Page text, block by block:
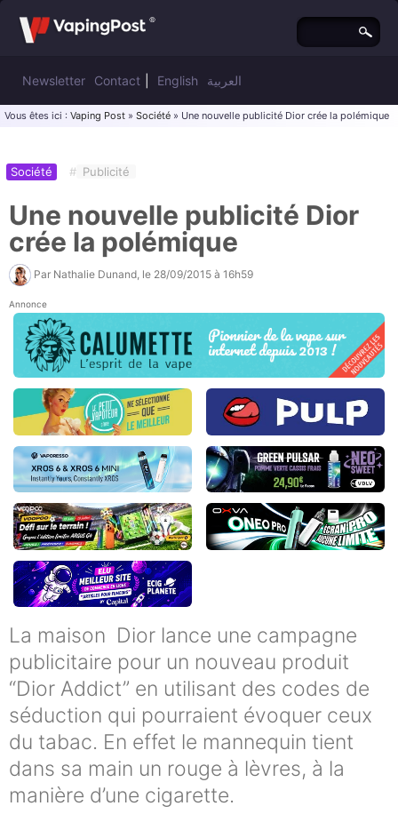
Newsletter Contact English العربية
Vous êtes ici : Vaping Post » Société » Une nouvelle publicité Dior crée la polémique
Société # Publicité
Une nouvelle publicité Dior
crée la polémique
Par Nathalie Dunand , le 28/09/2015 à 16h59
Annonce
La maison Dior lance une campagne
publicitaire pour un nouveau produit
“Dior Addict” en utilisant des codes de
séduction qui pourraient évoquer ceux
du tabac. En effet le mannequin tient
dans sa main un rouge à lèvres, à la
manière d’une cigarette.